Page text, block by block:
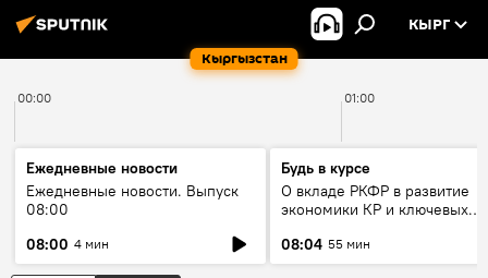
Кыргызстан
КЫРГ
00:00 01:00
Ежедневные новости
Ежедневные новости. Выпуск
08:00
08:00 4 мин
Будь в курсе
О вкладе РКФР в развитие
экономики КР и ключевых
08:04 55 мин